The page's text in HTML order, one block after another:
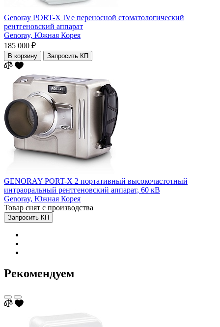
Genoray PORT-X IVе переносной стоматологический
рентгеновский аппарат
Genoray, Южная Корея
185 000 ₽
В корзину Запросить КП
GENORAY PORT-X 2 портативный высокочастотный
интраоральный рентгеновский аппарат, 60 кВ
Genoray, Южная Корея
Товар снят с производства
Запросить КП
Рекомендуем